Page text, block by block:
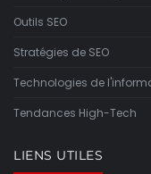
Outils SEO
Stratégies de SEO
Technologies de
Tendances High-Tech
LIENS UTILES